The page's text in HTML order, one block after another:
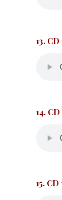
13. CD
14. CD
15. CD